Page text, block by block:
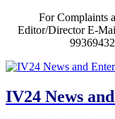
For Complaints
Editor/Director E-
IV24 News